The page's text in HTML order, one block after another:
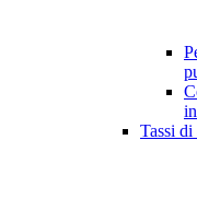
Tassi di